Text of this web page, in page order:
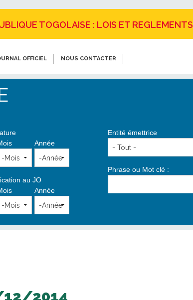
TOGOLAISE : LOIS ET REGLEMENTS
OFFICIEL NOUS CONTACTER
Année
au JO
Année
Entité émettrice
Phrase ou Mot clé :
12/2014